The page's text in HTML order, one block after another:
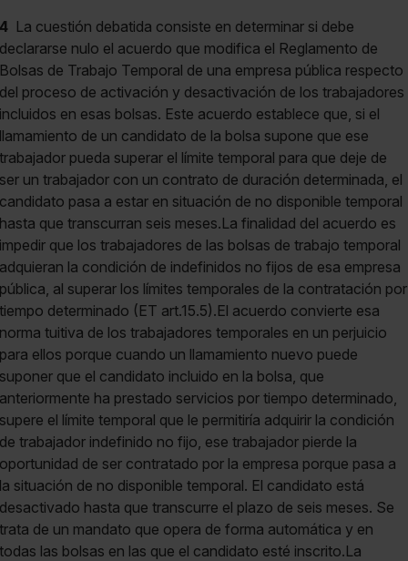
4 La cuestión debatida consiste en determinar si debe
declararse nulo el acuerdo que modifica el Reglamento de
Bolsas de Trabajo Temporal de una empresa pública respecto
del proceso de activación y desactivación de los trabajadores
incluidos en esas bolsas. Este acuerdo establece que, si el
llamamiento de un candidato de la bolsa supone que ese
trabajador pueda superar el límite temporal para que deje de
ser un trabajador con un contrato de duración determinada, el
candidato pasa a estar en situación de no disponible temporal
hasta que transcurran seis meses.La finalidad del acuerdo es
impedir que los trabajadores de las bolsas de trabajo temporal
adquieran la condición de indefinidos no fijos de esa empresa
pública, al superar los límites temporales de la contratación por
tiempo determinado (ET art.15.5).El acuerdo convierte esa
norma tuitiva de los trabajadores temporales en un perjuicio
para ellos porque cuando un llamamiento nuevo puede
suponer que el candidato incluido en la bolsa, que
anteriormente ha prestado servicios por tiempo determinado,
supere el límite temporal que le permitiría adquirir la condición
de trabajador indefinido no fijo, ese trabajador pierde la
oportunidad de ser contratado por la empresa porque pasa a
la situación de no disponible temporal. El candidato está
desactivado hasta que transcurre el plazo de seis meses. Se
trata de un mandato que opera de forma automática y en
todas las bolsas en las que el candidato esté inscrito.La